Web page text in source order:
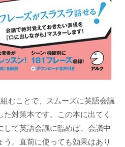
むことで、スムーズに英語会議
対策本です。この本に出てく
して英語会議に臨めば、会議中
う。直前に使っても効果はあり